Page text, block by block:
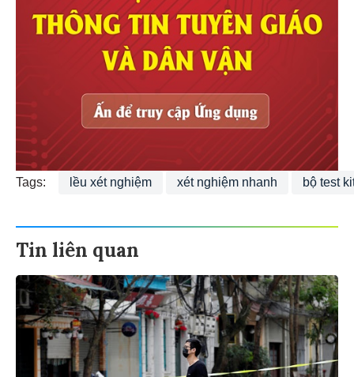
Tags: lều xét nghiệm xét nghiệm nhanh bộ test
Tin liên quan